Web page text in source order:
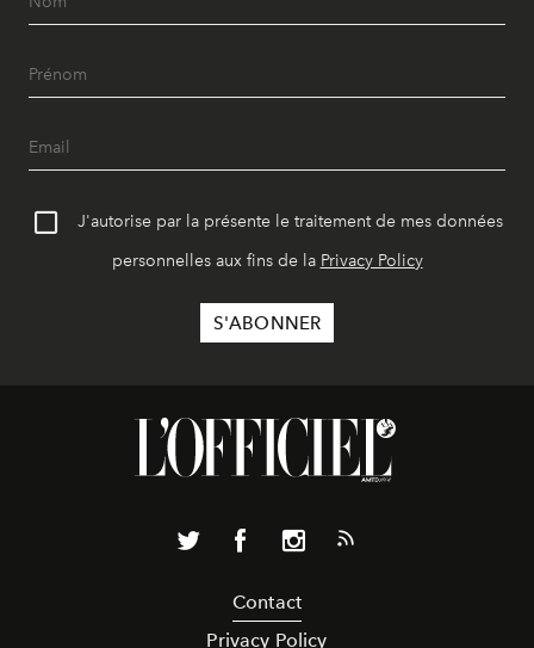
J'autorise par la présente le traitement de mes données
personnelles aux fins de la Privacy Policy
Contact
Privacy Policy